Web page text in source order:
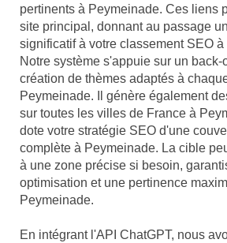
pertinents à Peymeinade. Ces liens
site principal, donnant au passage
significatif à votre classement SEO
Notre système s'appuie sur un back-
création de thèmes adaptés à
Peymeinade. Il génère également
sur toutes les villes de France à
dote votre stratégie SEO d'une
complète à Peymeinade. La cible
à une zone précise si besoin,
optimisation et une pertinence
Peymeinade.
En intégrant l'API ChatGPT, nous